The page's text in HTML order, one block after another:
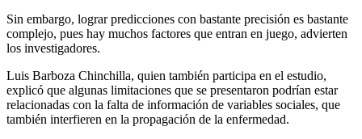
Sin embargo, lograr predicciones con bastante precisión es bastante
complejo, pues hay muchos factores que entran en juego, advierten
los investigadores.
Luis Barboza Chinchilla, quien también participa en el estudio,
explicó que algunas limitaciones que se presentaron podrían estar
relacionadas con la falta de información de variables sociales, que
también interfieren en la propagación de la enfermedad.